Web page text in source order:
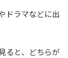
ドラマなどに出
ると、どちらが